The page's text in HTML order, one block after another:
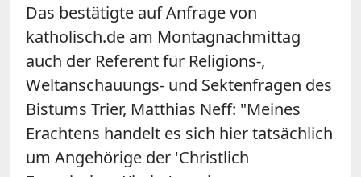
Das bestätigte auf Anfrage von
katholisch.de am Montagnachmittag
auch der Referent für Religions-,
Weltanschauungs- und Sektenfragen des
Bistums Trier, Matthias Neff: "Meines
Erachtens handelt es sich hier tatsächlich
um Angehörige der 'Christlich